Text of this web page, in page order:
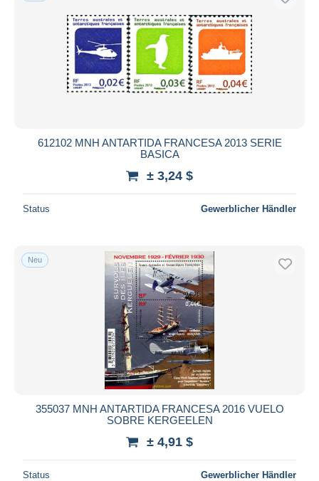
612102 MNH ANTARTIDA FRANCESA 2013 SERIE
BASICA
± 3,24 $
Status Gewerblicher Händler
Neu
355037 MNH ANTARTIDA FRANCESA 2016 VUELO
SOBRE KERGEELEN
± 4,91 $
Status Gewerblicher Händler